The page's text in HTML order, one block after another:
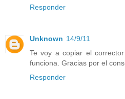
Responder
Unknown 14/9/11
Te voy a copiar el
funciona. Gracias por el
Responder